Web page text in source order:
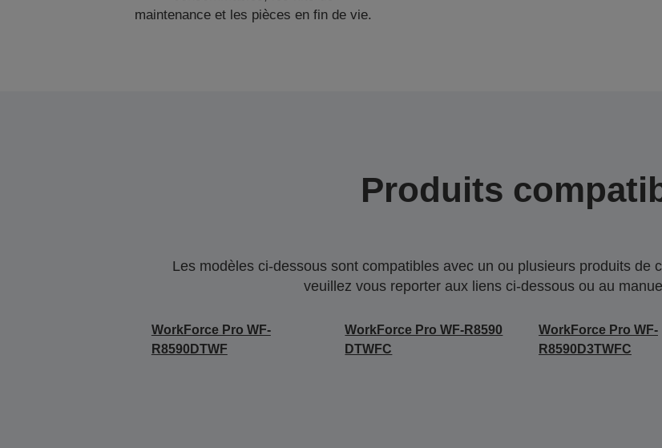
maintenance et les pièces en fin de vie.
Produits
Les modèles ci-dessous sont compatibles avec un ou plusieurs produits de
veuillez vous reporter aux liens ci-dessous ou au
WorkForce Pro WF-
R8590DTWF
WorkForce Pro WF-R8590
DTWFC
WorkForce Pro WF-
R8590D3TWFC